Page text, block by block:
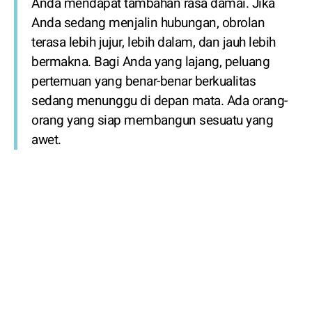
Anda sedang menjalin hubungan, obrolan
terasa lebih jujur, lebih dalam, dan jauh lebih
bermakna. Bagi Anda yang lajang, peluang
pertemuan yang benar-benar berkualitas
sedang menunggu di depan mata. Ada orang-
orang yang siap membangun sesuatu yang
awet.